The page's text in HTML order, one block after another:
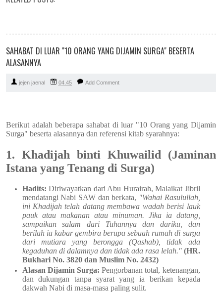
SAHABAT DI LUAR "10 ORANG YANG DIJAMIN SURGA" BESERTA
ALASANNYA
jejen jaenal 04.45 Add Comment
Berikut adalah beberapa sahabat di luar "10 Orang yang Dijamin
Surga" beserta alasannya dan referensi kitab syarahnya:
1. Khadijah binti Khuwailid (Jaminan
Istana yang Tenang di Surga)
Hadits: Diriwayatkan dari Abu Hurairah, Malaikat Jibril
mendatangi Nabi SAW dan berkata, "Wahai Rasulullah,
ini Khadijah telah datang membawa wadah berisi lauk
pauk atau makanan atau minuman. Jika ia datang,
sampaikan salam dari Tuhannya dan dariku, dan
berilah ia kabar gembira berupa sebuah rumah di surga
dari mutiara yang berongga (Qashab), tidak ada
kegaduhan di dalamnya dan tidak ada rasa lelah." (HR.
Bukhari No. 3820 dan Muslim No. 2432)
Alasan Dijamin Surga: Pengorbanan total, ketenangan,
dan dukungan tanpa syarat yang ia berikan kepada
dakwah Nabi di masa-masa paling sulit.